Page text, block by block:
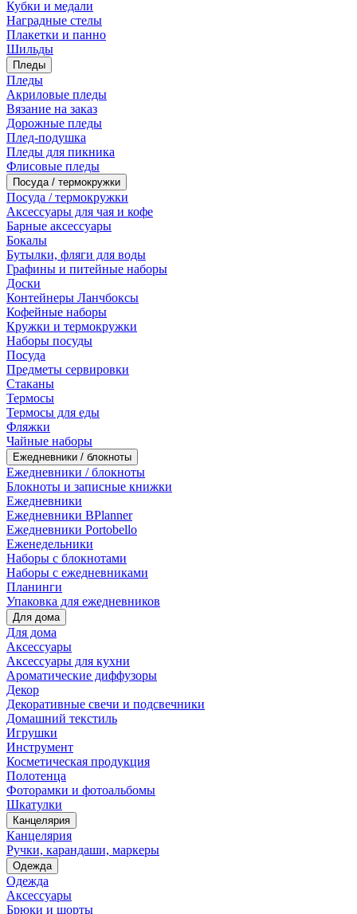
Кубки и медали
Наградные стелы
Плакетки и панно
Шильды
Пледы
Пледы
Акриловые пледы
Вязание на заказ
Дорожные пледы
Плед-подушка
Пледы для пикника
Флисовые пледы
Посуда / термокружки
Посуда / термокружки
Аксессуары для чая и кофе
Барные аксессуары
Бокалы
Бутылки, фляги для воды
Графины и питейные наборы
Доски
Контейнеры Ланчбоксы
Кофейные наборы
Кружки и термокружки
Наборы посуды
Посуда
Предметы сервировки
Стаканы
Термосы
Термосы для еды
Фляжки
Чайные наборы
Ежедневники / блокноты
Ежедневники / блокноты
Блокноты и записные книжки
Ежедневники
Ежедневники BPlanner
Ежедневники Portobello
Еженедельники
Наборы с блокнотами
Наборы с ежедневниками
Планинги
Упаковка для ежедневников
Для дома
Для дома
Аксессуары
Аксессуары для кухни
Ароматические диффузоры
Декор
Декоративные свечи и подсвечники
Домашний текстиль
Игрушки
Инструмент
Косметическая продукция
Полотенца
Фоторамки и фотоальбомы
Шкатулки
Канцелярия
Канцелярия
Ручки, карандаши, маркеры
Одежда
Одежда
Аксессуары
Брюки и шорты